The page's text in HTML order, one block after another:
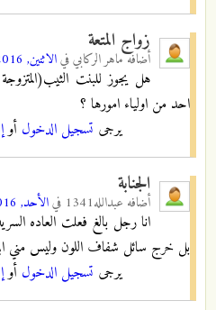
زواج المتعة
أضافهماهر الركابيفيالاثنين, 05/12/2016 - 19:16
هل يجوز للبنت
احد من اولياء امورها ؟
يرجى تسجيل الدخول أو
الجنابة
أضافه عبدالله1341 فيالأحد, 11/12/2016 - 12:17
انا رجل بالغ فعلت العاده
بل خرج سائل شفاف اللون وليس مني
يرجى تسجيل الدخول أو